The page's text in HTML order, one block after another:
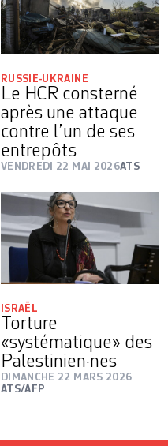
RUSSIE-UKRAINE
Le HCR consterné
après une attaque
contre l’un de ses
entrepôts
VENDREDI 22 MAI 2026ATS
ISRAËL
Torture
«systématique» des
Palestinien·nes
DIMANCHE 22 MARS 2026
ATS/AFP